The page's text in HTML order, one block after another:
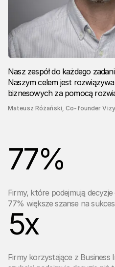
Nasz zespół do każdego
Naszym celem jest
biznesowych za pomocą
Mateusz Różański, Co-founder
77%
Firmy, które podejmują
77% większe szanse na
5x
Firmy korzystające z Business